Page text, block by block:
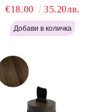
Светло Русо - Labor
Instant Retouch Powder -
Light Blonde H646
€18.00 35.20лв.